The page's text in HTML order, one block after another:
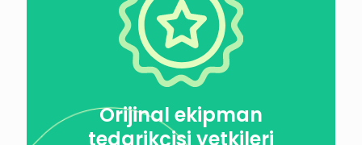
Orijinal ekipman
tedarikçisi yetkileri